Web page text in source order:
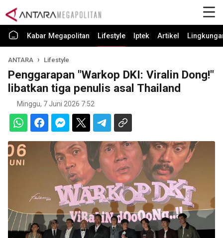
Kabar Megapolitan Lifestyle Iptek Artikel
ANTARA Lifestyle
Penggarapan "Warkop DKI: Viralin Dong!"
libatkan tiga penulis asal Thailand
Minggu, 7 Juni 2026 7:52